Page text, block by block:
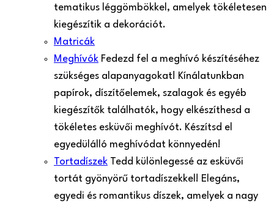
tematikus léggömbökkel, amelyek tökéletesen
kiegészítik a dekorációt.
Matricák
Meghívók Fedezd fel a meghívó készítéséhez
szükséges alapanyagokat! Kínálatunkban
papírok, díszítőelemek, szalagok és egyéb
kiegészítők találhatók, hogy elkészíthesd a
tökéletes esküvői meghívót. Készítsd el
egyedülálló meghívódat könnyedén!
Tortadíszek Tedd különlegessé az esküvői
tortát gyönyörű tortadíszekkel! Elegáns,
egyedi és romantikus díszek, amelyek a nagy